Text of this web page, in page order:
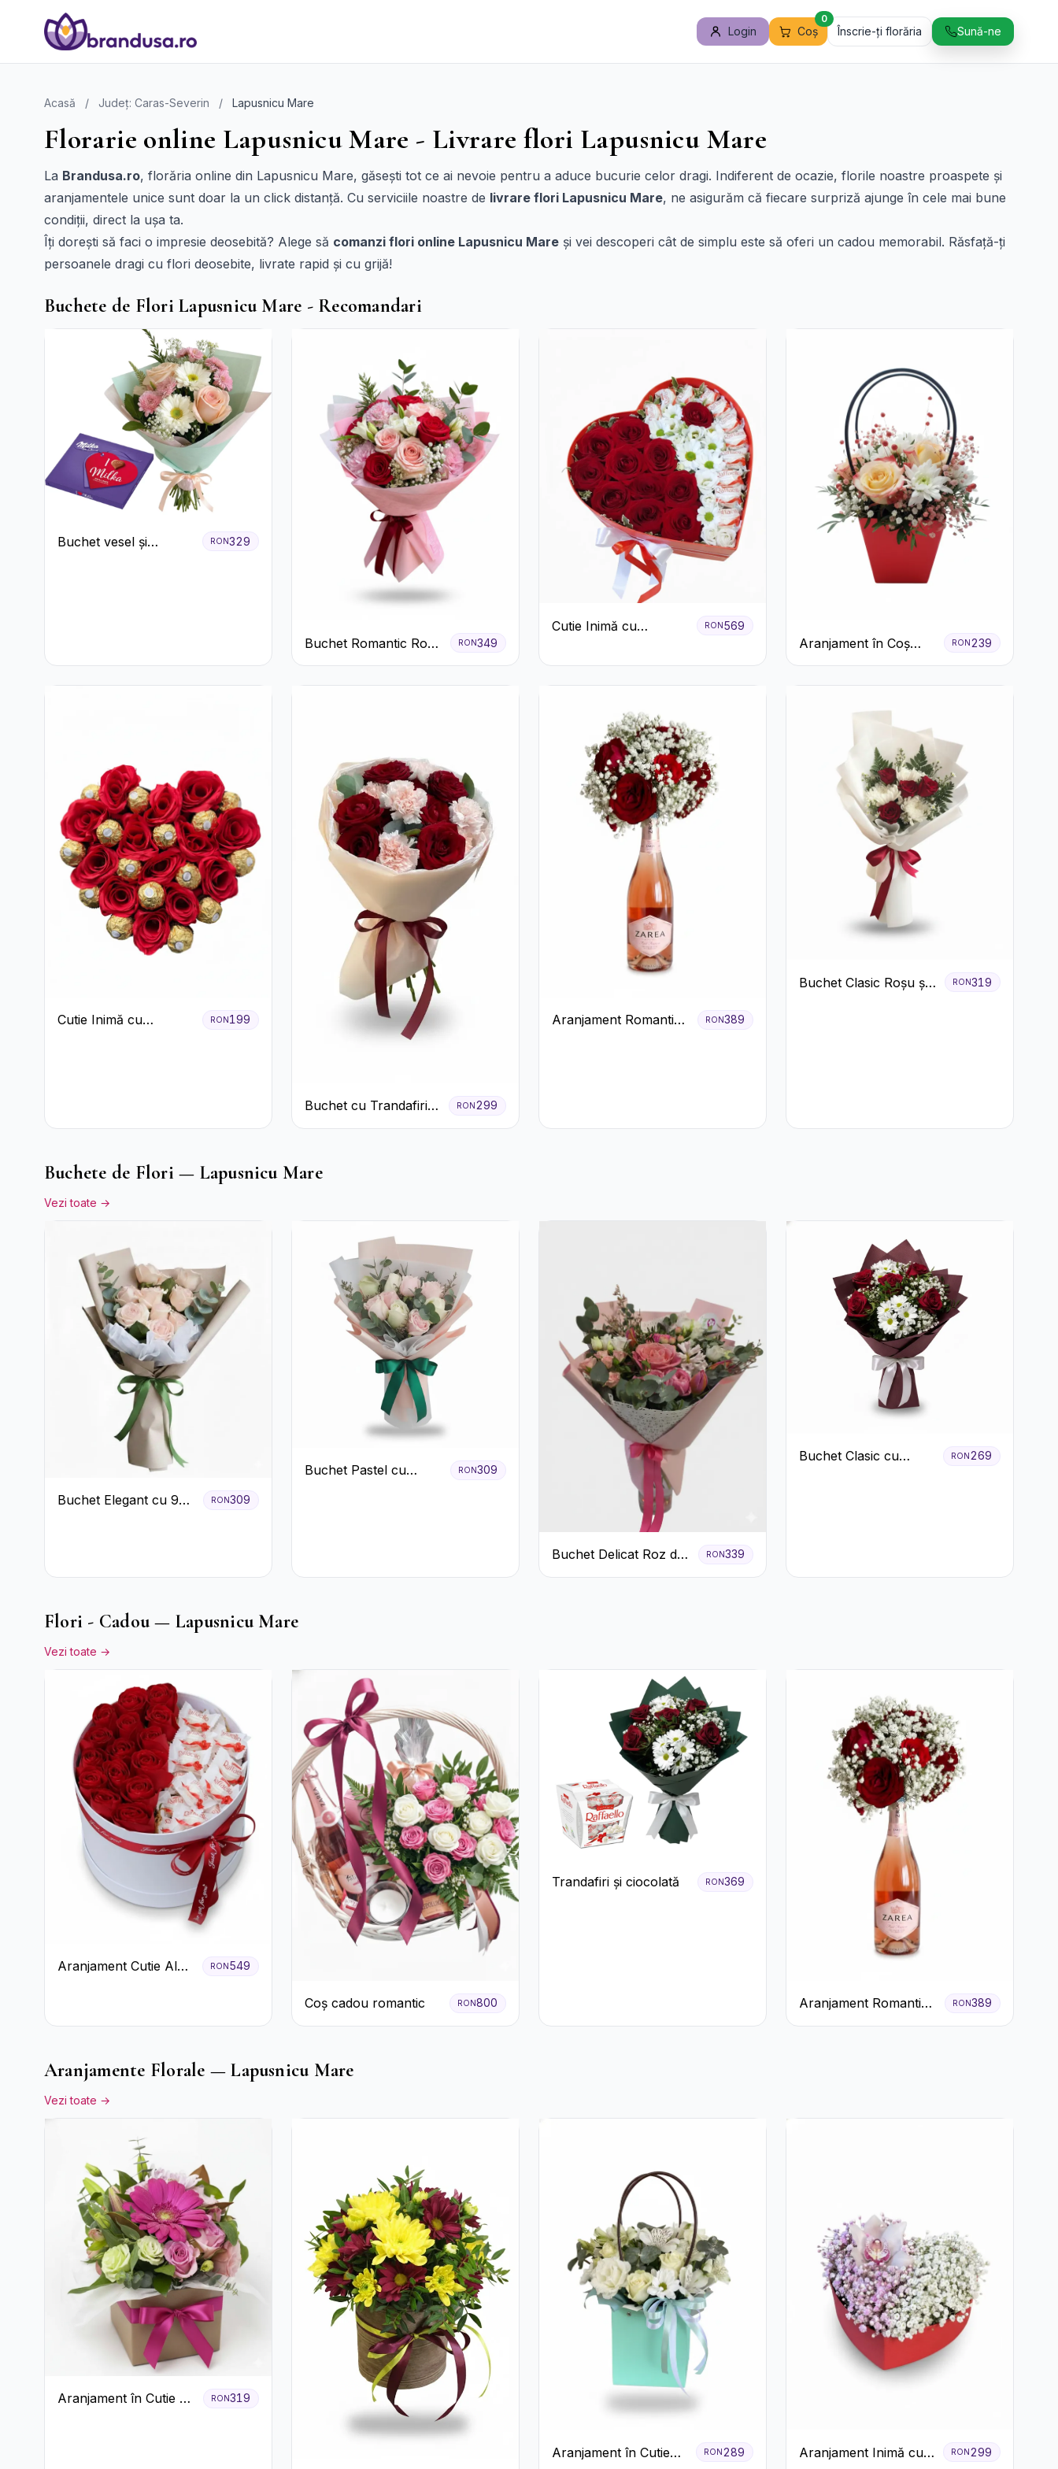
Login Coș
0
Înscrie-ți florăria Sună-ne
Acasă / Județ: Caras-Severin / Lapusnicu Mare
Florarie online Lapusnicu Mare - Livrare flori Lapusnicu Mare
La Brandusa.ro, florăria online din Lapusnicu Mare, găsești tot ce ai nevoie pentru a aduce bucurie celor dragi. Indiferent de ocazie, florile noastre proaspete și
aranjamentele unice sunt doar la un click distanță. Cu serviciile noastre de livrare flori Lapusnicu Mare, ne asigurăm că fiecare surpriză ajunge în cele mai bune
condiții, direct la ușa ta.
Îți dorești să faci o impresie deosebită? Alege să comanzi flori online Lapusnicu Mare și vei descoperi cât de simplu este să oferi un cadou memorabil. Răsfață-ți
persoanele dragi cu flori deosebite, livrate rapid și cu grijă!
Buchete de Flori Lapusnicu Mare - Recomandari
Buchet vesel și
RON329
Buchet Romantic Roșu
și Roz Pastel
RON349
Cutie Inimă cu
Crizanteme Albe și
Bomboane Raffaello
RON569
Aranjament în Coș
Roșu cu Trandafiri și
RON 239
Cutie Inimă cu
RON199
Buchet cu Trandafiri
Roșii și Garoafe Roz
RON299
Aranjament Romantic
RON389
Buchet Clasic Roșu și
RON319
Buchete de Flori — Lapusnicu Mare
Vezi toate →
Buchet Elegant cu 9
RON309
Buchet Pastel cu
RON309
Buchet Delicat Roz de
primăvară
RON339
Buchet Clasic cu
RON269
Flori - Cadou — Lapusnicu Mare
Vezi toate →
Aranjament Cutie Albă
RON549
Coș cadou romantic RON800
Trandafiri și ciocolată RON369
Aranjament Romantic
cu Trandafiri Roșii și
RON389
Aranjamente Florale — Lapusnicu Mare
Vezi toate →
Aranjament în Cutie cu
RON319
Aranjament în Cutie
RON289
Aranjament Inimă cu
RON299